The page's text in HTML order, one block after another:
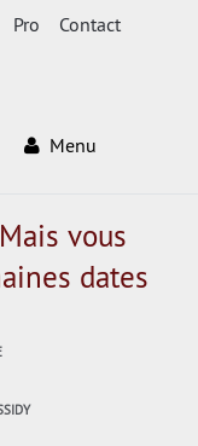
Pro Contact
Menu
Mais vous
dates